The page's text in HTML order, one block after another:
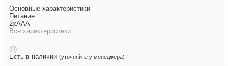
Основные характеристики
Питание:
2хААА
Все характеристики
(0)
Есть в наличии (уточняйте у менеджера)